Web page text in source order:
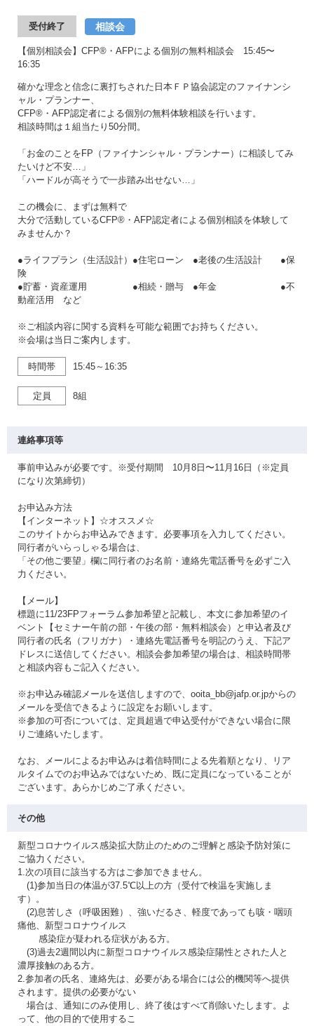
受付終了 相談会
【個別相談会】CFP®・AFPによる個別の無料相談会 15:45〜
16:35
確かな理念と信念に裏打ちされた日本ＦＰ協会認定のファイナンシ
ャル・プランナー、
CFP®・AFP認定者による個別の無料体験相談を行います。
相談時間は１組当たり50分間。
「お金のことをFP（ファイナンシャル・プランナー）に相談してみ
たいけど不安…」
「ハードルが高そうで一歩踏み出せない…」
この機会に、まずは無料で
大分で活動しているCFP®・AFP認定者による個別相談を体験して
みませんか？
●ライフプラン（生活設計）●住宅ローン ●老後の生活設計 ●保
険
●貯蓄・資産運用 ●相続・贈与 ●年金 ●不
動産活用 など
※ご相談内容に関する資料を可能な範囲でお持ちください。
※会場は当日ご案内します。
時間帯 15:45～16:35
定員 8組
連絡事項等
事前申込みが必要です。※受付期間 10月8日〜11月16日（※定員
になり次第締切）
お申込み方法
【インターネット】☆オススメ☆
このサイトからお申込みできます。必要事項を入力してください。
同行者がいらっしゃる場合は、
「その他ご要望」欄に同行者のお名前・連絡先電話番号を必ずご入
力ください。
【メール】
標題に11/23FPフォーラム参加希望と記載し、本文に参加希望のイ
ベント【セミナー午前の部・午後の部・無料相談会）と申込者及び
同行者の氏名（フリガナ）・連絡先電話番号を明記のうえ、下記ア
ドレスに送信してください。相談会参加希望の場合は、相談時間帯
と相談内容もご記入ください。
※お申込み確認メールを送信しますので、ooita_bb@jafp.or.jpからの
メールを受信できるように設定をお願いします。
※参加の可否については、定員超過で申込受付ができない場合に限
りご連絡いたします。
なお、メールによるお申込みは着信時間による先着順となり、リア
ルタイムでのお申込みではないため、既に定員になっていることが
ございます。あらかじめご了承ください。
その他
新型コロナウイルス感染拡大防止のためのご理解と感染予防対策に
ご協力ください。
1.次の項目に該当する方はご参加できません。
(1)参加当日の体温が37.5℃以上の方（受付で検温を実施しま
す）。
(2)息苦しさ（呼吸困難）、強いだるさ、軽度であっても咳・咽頭
痛他、新型コロナウイルス
感染症が疑われる症状がある方。
(3)過去2週間以内に新型コロナウイルス感染症陽性とされた人と
濃厚接触のある方。
2.参加者の氏名、連絡先は、必要がある場合には公的機関等へ提供
されます。提供の必要がない
場合は、通知にのみ使用し、終了後はすべて削除いたします。よ
って、他の目的で使用するこ